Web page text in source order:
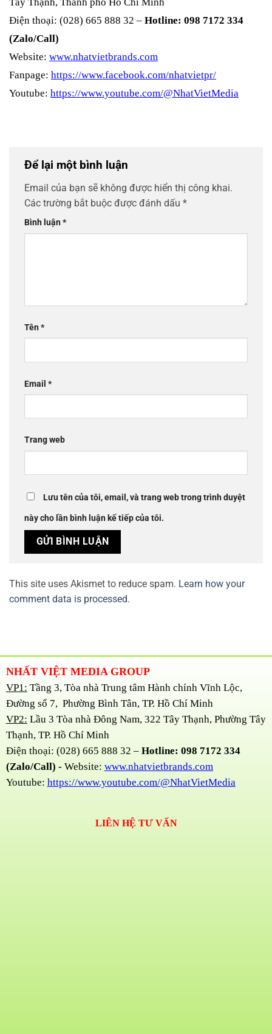
Điện thoại: (028) 665 888 32 – Hotline: 098 7172 334
(Zalo/Call)
Website: www.nhatvietbrands.com
Fanpage: https://www.facebook.com/nhatvietpr/
Youtube: https://www.youtube.com/@NhatVietMedia
Để lại một bình luận
Email của bạn sẽ không được hiển thị công khai.
Các trường bắt buộc được đánh dấu *
Bình luận*
Tên*
Email *
Trang web
Lưu tên của tôi, email, và trang web trong trình duyệt
này cho lần bình luận kế tiếp của tôi.
This site uses Akismet to reduce spam. Learn how your
comment data is processed.
NHẤT VIỆT MEDIA GROUP
VP1: Tầng 3, Tòa nhà Trung tâm Hành chính Vĩnh Lộc,
Đường số 7, Phường Bình Tân, TP. Hồ Chí Minh
VP2: Lầu 3 Tòa nhà Đông Nam, 322 Tây Thạnh, Phường Tây
Thạnh, TP. Hồ Chí Minh
Điện thoại: (028) 665 888 32 – Hotline: 098 7172 334
(Zalo/Call) - Website: www.nhatvietbrands.com
Youtube: https://www.youtube.com/@NhatVietMedia
LIÊN HỆ TƯ VẤN